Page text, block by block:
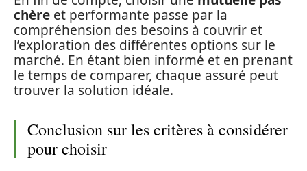
chère et performante passe par la
compréhension des besoins à couvrir et
l’exploration des différentes options sur le
marché. En étant bien informé et en prenant
le temps de comparer, chaque assuré peut
trouver la solution idéale.
Conclusion sur les critères à considérer
pour choisir